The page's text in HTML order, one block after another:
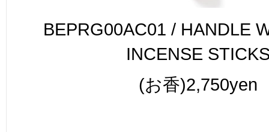
BEPRG00AC01 / HANDLE
INCENSE
(お香)2,750yen